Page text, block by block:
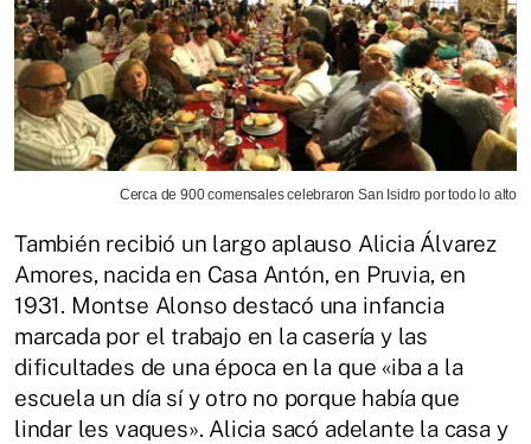
Cerca de 900 comensales celebraron San Isidro por todo lo alto
También recibió un largo aplauso Alicia Álvarez
Amores, nacida en Casa Antón, en Pruvia, en
1931. Montse Alonso destacó una infancia
marcada por el trabajo en la casería y las
dificultades de una época en la que «iba a la
escuela un día sí y otro no porque había que
lindar les vaques». Alicia sacó adelante la casa y